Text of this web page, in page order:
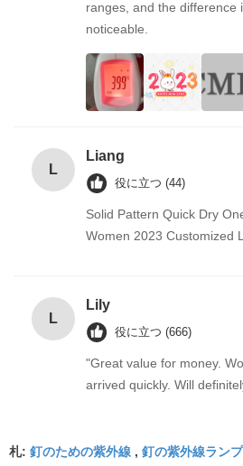
ranges, and the difference
noticeable.
L
Liang
役に立つ (44)
Solid Pattern Quick Dry
Women 2023 Customized
L
Lily
役に立つ (666)
"Great value for money.
arrived quickly. Will
札: 釘のための紫外線 , 釘の紫外線ランプ